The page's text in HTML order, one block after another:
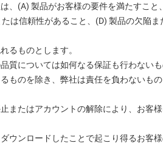
、(A) 製品がお客様の要件を満たすこと、
は信頼性があること、(D) 製品の欠陥ま
るものとします。
質については如何なる保証も行わない
ものを除き、弊社は責任を負わないもの
またはアカウントの解除により、お客様
ウンロードしたことで起こり得るお客